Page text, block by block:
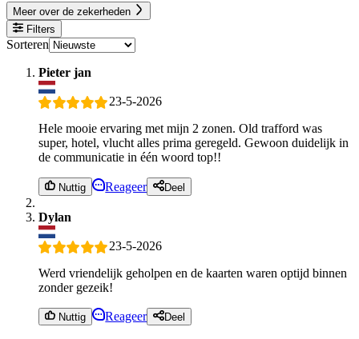
Meer over de zekerheden
Filters
Sorteren
Pieter jan
23-5-2026
Hele mooie ervaring met mijn 2 zonen. Old trafford was
super, hotel, vlucht alles prima geregeld. Gewoon duidelijk in
de communicatie in één woord top!!
Nuttig Reageer Deel
Dylan
23-5-2026
Werd vriendelijk geholpen en de kaarten waren optijd binnen
zonder gezeik!
Nuttig Reageer Deel